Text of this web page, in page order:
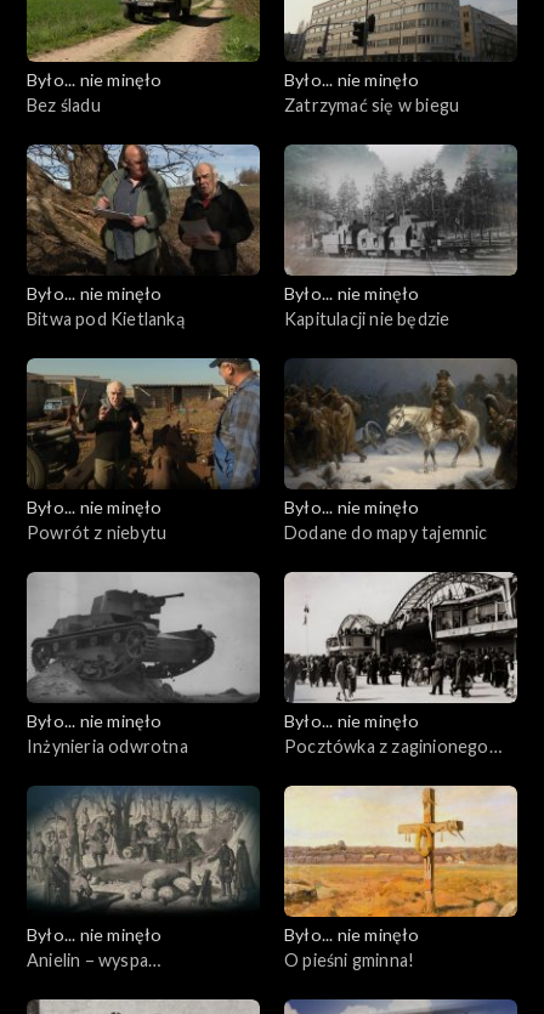
Było... nie minęło
Bez śladu
Było... nie minęło
Zatrzymać się w biegu
Było... nie minęło
Bitwa pod Kietlanką
Było... nie minęło
Kapitulacji nie będzie
Było... nie minęło
Powrót z niebytu
Było... nie minęło
Dodane do mapy tajemnic
Było... nie minęło
Inżynieria odwrotna
Było... nie minęło
Pocztówka z zaginionego
Było... nie minęło
Anielin – wyspa
Było... nie minęło
O pieśni gminna!